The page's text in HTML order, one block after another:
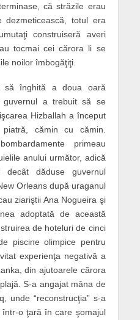
că străzile erau
dezmeticească, totul era
construiseră averi
tocmai cei cărora li se
noilor îmbogăţiţi.
să înghită a doua oară
guvernul a trebuit să se
Hizballah a început
cămin cu cămin.
primeau
anului următor, adică
dăduse guvernul
Orleans după uraganul
ziariştii Ana Nogueira şi
adoptată de această
de hoteluri de cinci
piscine olimpice pentru
experienţa negativă a
din ajutoarele cărora
S-a angajat mâna de
unde “reconstrucţia” s-a
o ţară în care şomajul